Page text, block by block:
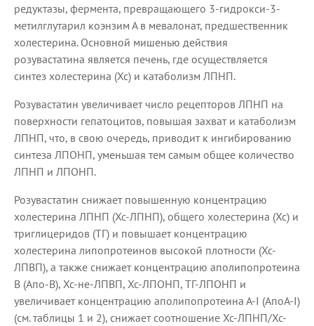
редуктазы, фермента, превращающего 3-гидрокси-3-
метилглутарил коэнзим А в мевалонат, предшественник
холестерина. Основной мишенью действия
розувастатина является печень, где осуществляется
синтез холестерина (Хс) и катаболизм ЛПНП.
Розувастатин увеличивает число рецепторов ЛПНП на
поверхности гепатоцитов, повышая захват и катаболизм
ЛПНП, что, в свою очередь, приводит к ингибированию
синтеза ЛПОНП, уменьшая тем самым общее количество
ЛПНП и ЛПОНП.
Розувастатин снижает повышенную концентрацию
холестерина ЛПНП (Хс-ЛПНП), общего холестерина (Хс) и
триглицеридов (ТГ) и повышает концентрацию
холестерина липопротеинов высокой плотности (Хс-
ЛПВП), а также снижает концентрацию аполипопротеина
В (Апо-B), Хс-не-ЛПВП, Хс-ЛПОНП, ТГ-ЛПОНП и
увеличивает концентрацию аполипопротеина А-I (АпоА-I)
(см. таблицы 1 и 2), снижает соотношение Хс-ЛПНП/Хс-